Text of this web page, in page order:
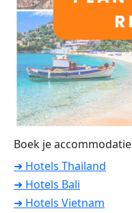
Boek je accommodatie
➜ Hotels Thailand
➜ Hotels Bali
➜ Hotels Vietnam